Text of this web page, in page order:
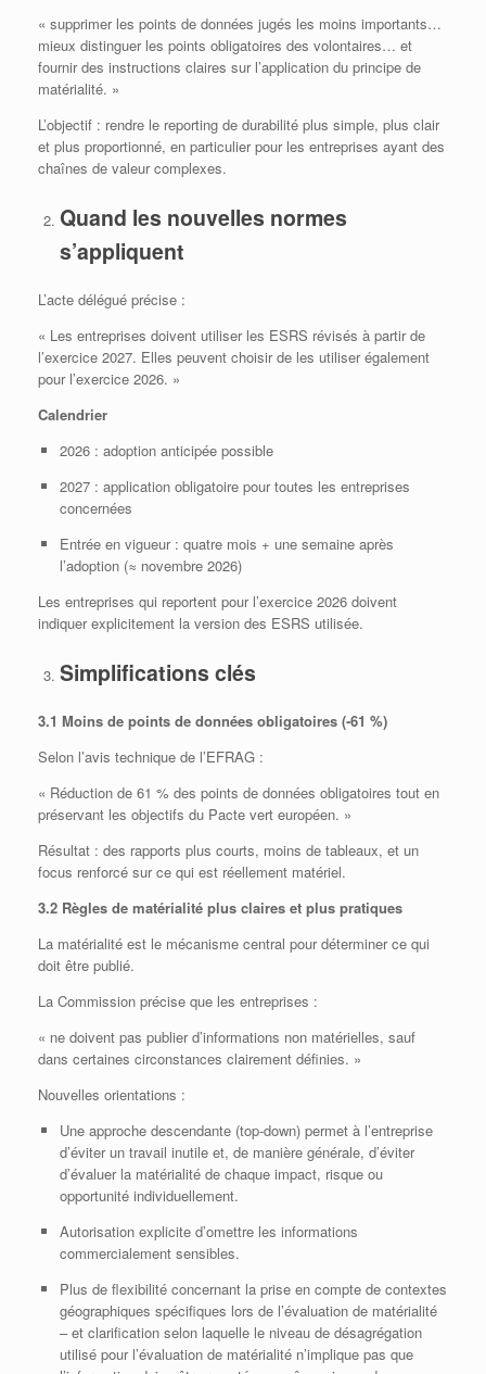
« supprimer les points de données jugés les moins importants…
mieux distinguer les points obligatoires des volontaires… et
fournir des instructions claires sur l’application du principe de
matérialité. »
L’objectif : rendre le reporting de durabilité plus simple, plus clair
et plus proportionné, en particulier pour les entreprises ayant des
chaînes de valeur complexes.
Quand les nouvelles normes
s’appliquent
L’acte délégué précise :
« Les entreprises doivent utiliser les ESRS révisés à partir de
l’exercice 2027. Elles peuvent choisir de les utiliser également
pour l’exercice 2026. »
Calendrier
2026 : adoption anticipée possible
2027 : application obligatoire pour toutes les entreprises
concernées
Entrée en vigueur : quatre mois + une semaine après
l’adoption (≈ novembre 2026)
Les entreprises qui reportent pour l’exercice 2026 doivent
indiquer explicitement la version des ESRS utilisée.
Simplifications clés
3.1 Moins de points de données obligatoires (‑61 %)
Selon l’avis technique de l’EFRAG :
« Réduction de 61 % des points de données obligatoires tout en
préservant les objectifs du Pacte vert européen. »
Résultat : des rapports plus courts, moins de tableaux, et un
focus renforcé sur ce qui est réellement matériel.
3.2 Règles de matérialité plus claires et plus pratiques
La matérialité est le mécanisme central pour déterminer ce qui
doit être publié.
La Commission précise que les entreprises :
« ne doivent pas publier d’informations non matérielles, sauf
dans certaines circonstances clairement définies. »
Nouvelles orientations :
Une approche descendante (top‑down) permet à l’entreprise
d’éviter un travail inutile et, de manière générale, d’éviter
d’évaluer la matérialité de chaque impact, risque ou
opportunité individuellement.
Autorisation explicite d’omettre les informations
commercialement sensibles.
Plus de flexibilité concernant la prise en compte de contextes
géographiques spécifiques lors de l’évaluation de matérialité
– et clarification selon laquelle le niveau de désagrégation
utilisé pour l’évaluation de matérialité n’implique pas que